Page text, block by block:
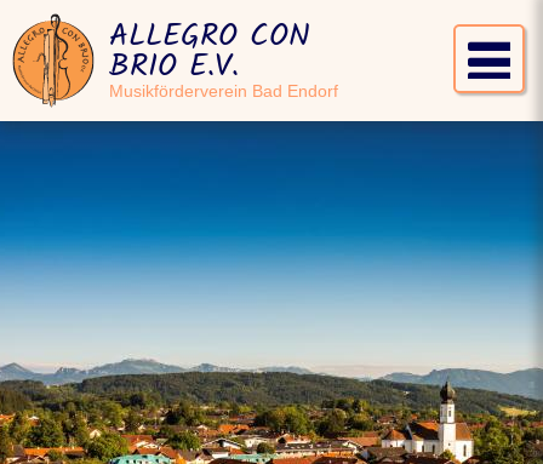
ALLEGRO CON
BRIO E.V.
Musikförderverein Bad Endorf